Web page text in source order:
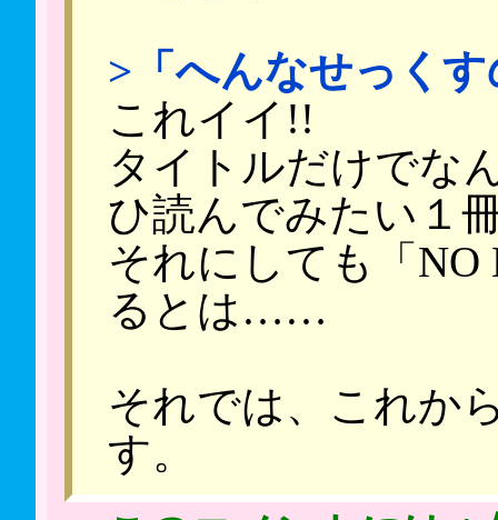
>「へんなせっく
これイイ!!
タイトルだけでな
ひ読んでみたい１
それにしても「NO
るとは……
それでは、これか
す。